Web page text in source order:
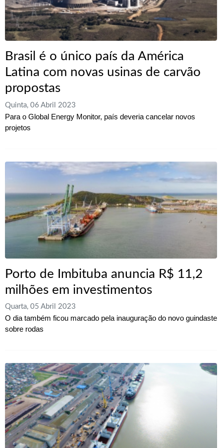
Brasil é o único país da América
Latina com novas usinas de carvão
propostas
Quinta, 06 Abril 2023
Para o Global Energy Monitor, país deveria cancelar novos
projetos
Porto de Imbituba anuncia R$ 11,2
milhões em investimentos
Quarta, 05 Abril 2023
O dia também ficou marcado pela inauguração do novo guindaste
sobre rodas